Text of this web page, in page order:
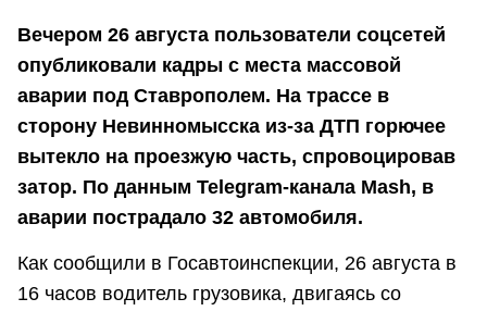
Вечером 26 августа пользователи соцсетей
опубликовали кадры с места массовой
аварии под Ставрополем. На трассе в
сторону Невинномысска из-за ДТП горючее
вытекло на проезжую часть, спровоцировав
затор. По данным Telegram-канала Mash, в
аварии пострадало 32 автомобиля.
Как сообщили в Госавтоинспекции, 26 августа в
16 часов водитель грузовика, двигаясь со